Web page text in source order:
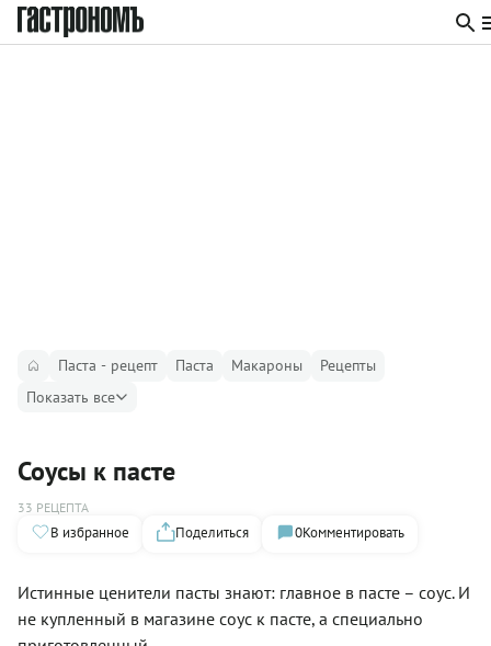
Паста - рецепт Паста Макароны
Рецепты
Показать все
Соусы к пасте
33 РЕЦЕПТА
В избранное Поделиться 0Комментировать
Истинные ценители пасты знают: главное в пасте – соус. И
не купленный в магазине соус к пасте, а специально